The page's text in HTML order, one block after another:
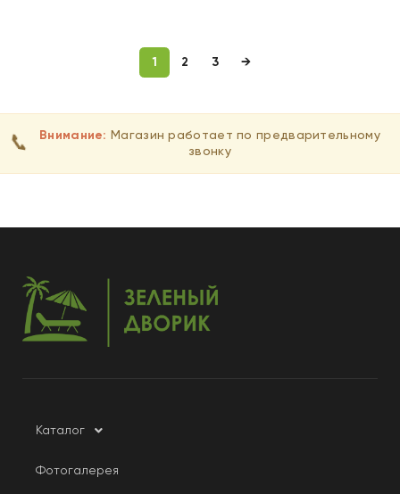
1 2 3 →
📞 Внимание: Магазин работает по предварительному
звонку
Каталог
Фотогалерея